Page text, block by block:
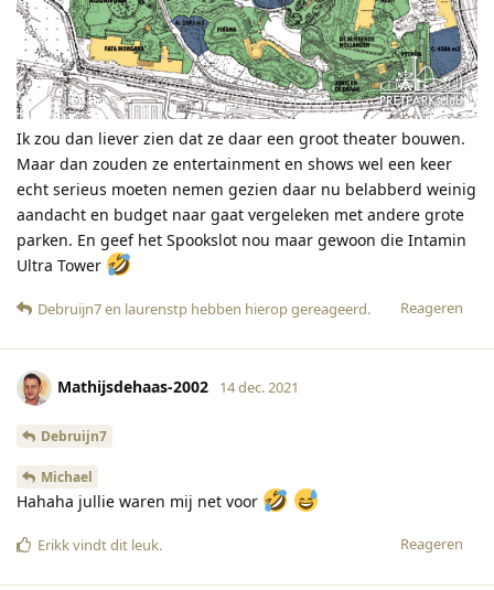
Ik zou dan liever zien dat ze daar een groot theater bouwen.
Maar dan zouden ze entertainment en shows wel een keer
echt serieus moeten nemen gezien daar nu belabberd weinig
aandacht en budget naar gaat vergeleken met andere grote
parken. En geef het Spookslot nou maar gewoon die Intamin
Ultra Tower
Reageren
Debruijn7en laurenstp hebben hierop gereageerd.
Mathijsdehaas-2002 14 dec. 2021
Debruijn7
Michael
Hahaha jullie waren mij net voor
Reageren
Erikkvindt dit leuk.